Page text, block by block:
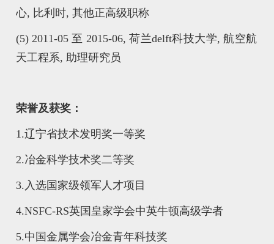
心, 比利时, 其他正高级职称
(5) 2011-05 至 2015-06, 荷兰delft科技大学, 航空航
天工程系, 助理研究员
荣誉及获奖：
1.辽宁省技术发明奖一等奖
2.冶金科学技术奖二等奖
3.入选国家级领军 人才项目
4.NSFC-RS英国皇家学会中英牛顿高级学者
5.中国金属学会冶金青年科技奖